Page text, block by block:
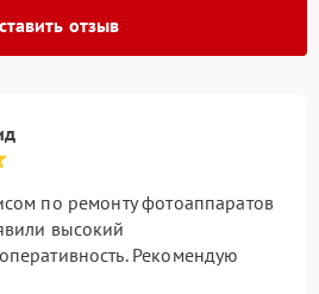
отзыв
по ремонту фотоаппаратов
высокий
Рекомендую